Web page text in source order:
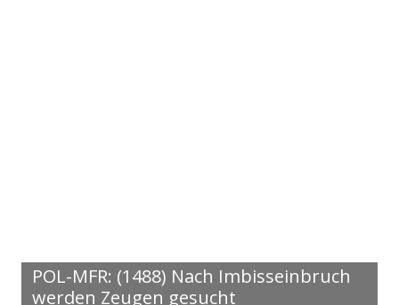
POL-MFR: (1488) Nach Imbisseinbruch
werden Zeugen gesucht